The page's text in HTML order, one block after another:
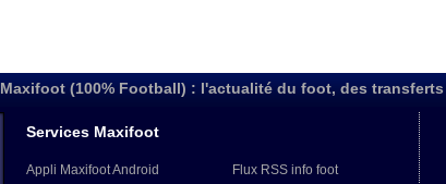
Maxifoot (100% Football) : l'actualité du foot, des
Services Maxifoot
Appli Maxifoot Android
Flux RSS info foot